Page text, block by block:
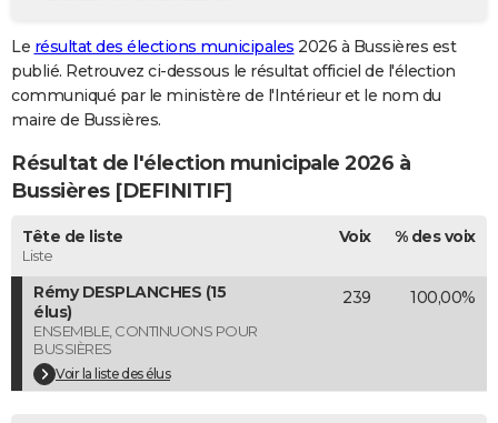
GUIDES D'ACHAT
BONS PLANS
CARTE DE VOEUX
Carte de Noël
Carte Bonne année
Carte Saint-Valentin
Carte Pâques
Carte d'anniversaire
DICTIONNAIRE
Dictionnaire
Biographies
Citations
Expressions
Proverbes
PROGRAMME TV
COPAINS D'AVANT
S'inscrire
Se connecter
Lycées
Collèges
Primaires
Universités
Entreprises
Service militaire
Avis de recherche
AVIS DE DÉCÈS
FORUM
Le résultat des élections municipales 2026 à Bussières est
publié. Retrouvez ci-dessous le résultat officiel de l'élection
communiqué par le ministère de l'Intérieur et le nom du
maire de Bussières.
Résultat de l'élection municipale 2026 à
Bussières [DEFINITIF]
Tête de liste
Liste
Voix % des voix
Rémy DESPLANCHES (15
élus)
ENSEMBLE, CONTINUONS POUR
BUSSIÈRES
Voir la liste des élus
239 100,00%